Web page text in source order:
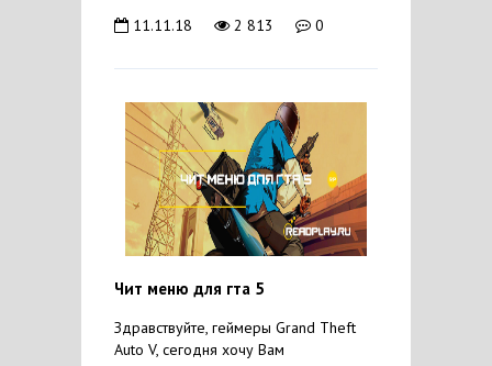
11.11.18
2 813 0
Чит меню для гта 5
Здравствуйте, геймеры Grand Theft
Auto V, сегодня хочу Вам